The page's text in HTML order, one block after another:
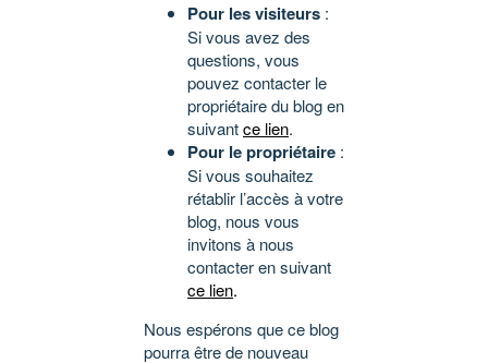
Pour les visiteurs :
Si vous avez des
questions, vous
pouvez contacter le
propriétaire du blog en
suivantce lien.
Pour le propriétaire :
Si vous souhaitez
rétablir l’accès à votre
blog, nous vous
invitons à nous
contacter en suivant
ce lien.
Nous espérons que ce blog
pourra être de nouveau